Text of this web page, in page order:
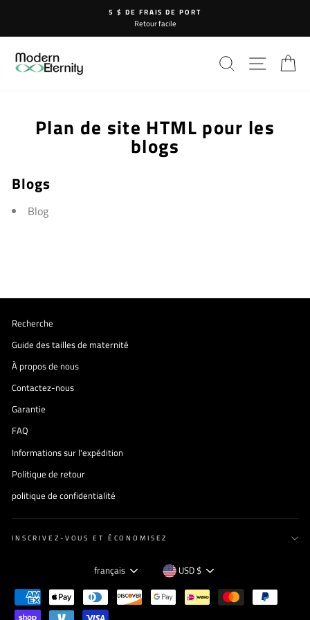
contenu
5 $ DE FRAIS DE PORT
Retour facile
Plan de site HTML pour les
blogs
Blogs
Blog
Recherche
Guide des tailles de maternité
À propos de nous
Contactez-nous
Garantie
FAQ
Informations sur l'expédition
Politique de retour
politique de confidentialité
INSCRIVEZ-VOUS ET ÉCONOMISEZ
Langue
français Devise
USD $